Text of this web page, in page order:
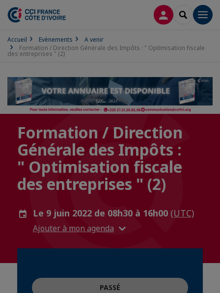
CONNEXION
Accueil Evènements
A venir
Formation / Direction Générale des Impôts : " Optimisation fiscale
des entreprises " (2)
Formation / Direction
Générale des Impôts :
" Optimisation fiscale
des entreprises " (2)
Le 9 juin 2022 de 08h30 à 16h00 (UTC)
Ajouter à mon agenda
PASSÉ